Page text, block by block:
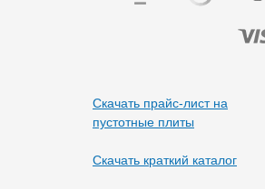
Скачать прайс-лист на
пустотные плиты
Скачать краткий каталог